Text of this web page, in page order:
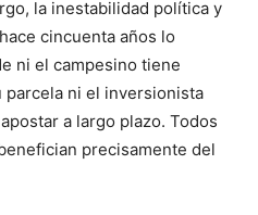
la inestabilidad política y
cincuenta años lo
ni el campesino tiene
ni el inversionista
a largo plazo. Todos
precisamente del